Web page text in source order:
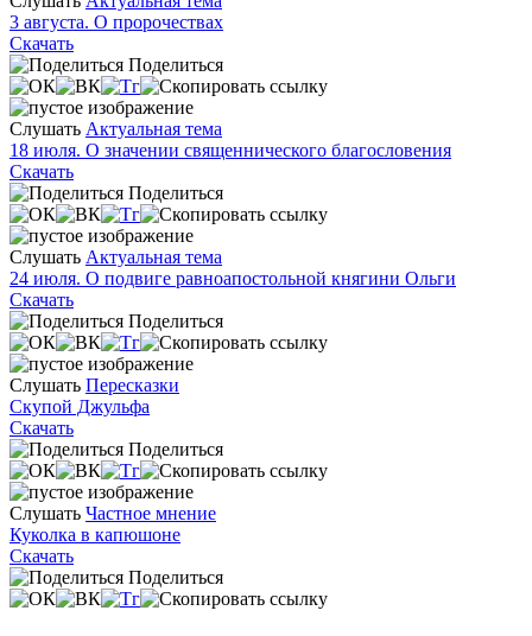
3 августа. О пророчествах
Скачать
Поделиться
Слушать Актуальная тема
18 июля. О значении священнического благословения
Скачать
Поделиться
Слушать Актуальная тема
24 июля. О подвиге равноапостольной княгини Ольги
Скачать
Поделиться
Слушать Пересказки
Скупой Джульфа
Скачать
Поделиться
Слушать Частное мнение
Куколка в капюшоне
Скачать
Поделиться